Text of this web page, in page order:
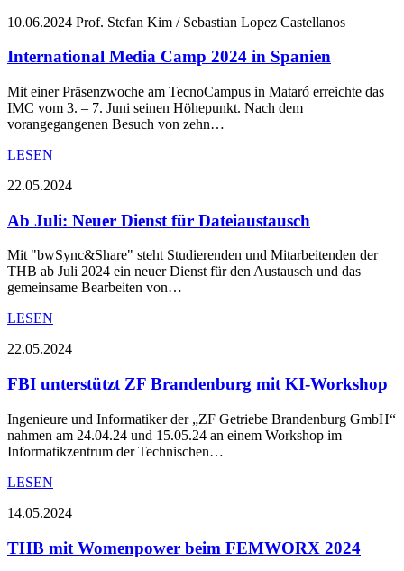
10.06.2024 Prof. Stefan Kim / Sebastian Lopez Castellanos
International Media Camp 2024 in Spanien
Mit einer Präsenzwoche am TecnoCampus in Mataró erreichte das
IMC vom 3. – 7. Juni seinen Höhepunkt. Nach dem
vorangegangenen Besuch von zehn…
LESEN
22.05.2024
Ab Juli: Neuer Dienst für Dateiaustausch
Mit "bwSync&Share" steht Studierenden und Mitarbeitenden der
THB ab Juli 2024 ein neuer Dienst für den Austausch und das
gemeinsame Bearbeiten von…
LESEN
22.05.2024
FBI unterstützt ZF Brandenburg mit KI-Workshop
Ingenieure und Informatiker der „ZF Getriebe Brandenburg GmbH“
nahmen am 24.04.24 und 15.05.24 an einem Workshop im
Informatikzentrum der Technischen…
LESEN
14.05.2024
THB mit Womenpower beim FEMWORX 2024